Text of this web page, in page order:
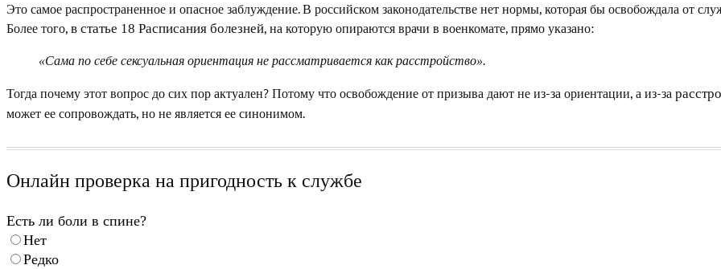
Это самое распространенное и опасное заблуждение. В российском законодательстве нет нормы, которая бы освобождала от
Более того, в статье 18 Расписания болезней, на которую опираются врачи в военкомате, прямо указано:
«Сама по себе сексуальная ориентация не рассматривается как расстройство».
Тогда почему этот вопрос до сих пор актуален? Потому что освобождение от призыва дают не из-за ориентации, а из-за
может ее сопровождать, но не является ее синонимом.
Онлайн проверка на пригодность к службе
Есть ли боли в спине?
Нет
Редко